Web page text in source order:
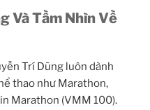
Và Tầm Nhìn Về
Trí Dũng luôn dành
thao như Marathon,
Marathon (VMM 100).